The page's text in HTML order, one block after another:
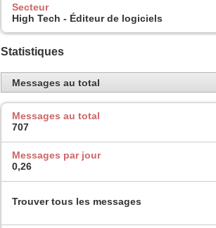
Secteur
High Tech - Éditeur de logiciels
Statistiques
Messages au total
Messages au total
707
Messages par jour
0,26
Trouver tous les messages